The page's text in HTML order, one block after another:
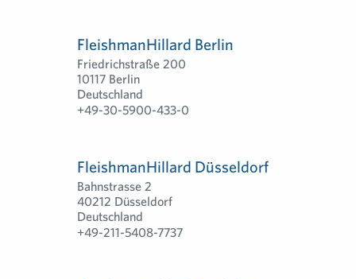
FleishmanHillard Berlin
Friedrichstraße 200
10117 Berlin
Deutschland
+49-30-5900-433-0
FleishmanHillard Düsseldorf
Bahnstrasse 2
40212 Düsseldorf
Deutschland
+49-211-5408-7737